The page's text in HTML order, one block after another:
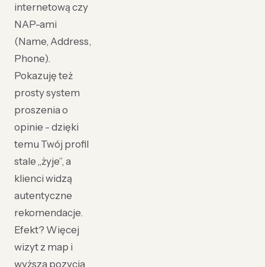
internetową czy
NAP-ami
(Name, Address,
Phone).
Pokazuję też
prosty system
proszenia o
opinie - dzięki
temu Twój profil
stale „żyje”, a
klienci widzą
autentyczne
rekomendacje.
Efekt? Więcej
wizyt z map i
wyższa pozycja